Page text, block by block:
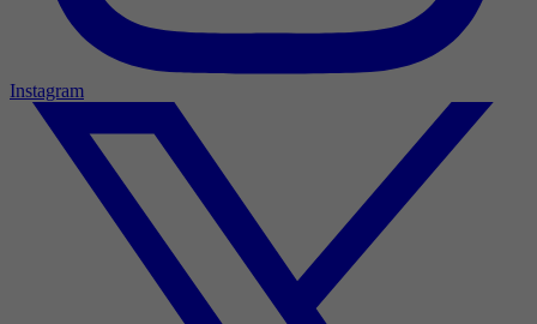
Instagram